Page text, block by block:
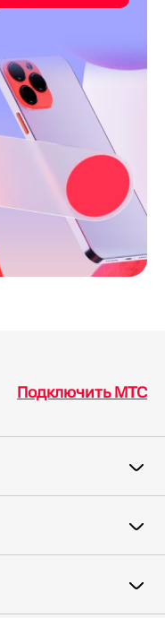
Подключить МТС